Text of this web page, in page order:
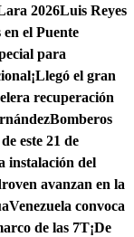
2026Luis Reyes
el Puente
para
¡Llegó el gran
recuperación
Bomberos
este 21 de
instalación del
avanzan en la
Venezuela convoca
de las 7T¡De